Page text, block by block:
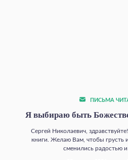
ПИСЬМА
Я выбираю быть
Сергей Николаевич,
книги. Желаю Вам, чтобы грусть
сменились радостью и